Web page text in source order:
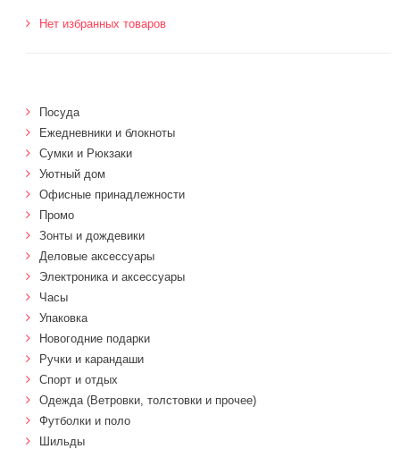
Нет избранных товаров
Посуда
Ежедневники и блокноты
Сумки и Рюкзаки
Уютный дом
Офисные принадлежности
Промо
Зонты и дождевики
Деловые аксессуары
Электроника и аксессуары
Часы
Упаковка
Новогодние подарки
Ручки и карандаши
Спорт и отдых
Одежда (Ветровки, толстовки и прочее)
Футболки и поло
Шильды